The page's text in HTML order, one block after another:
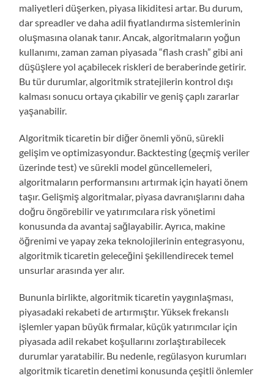
maliyetleri düşerken, piyasa likiditesi artar. Bu durum,
dar spreadler ve daha adil fiyatlandırma sistemlerinin
oluşmasına olanak tanır. Ancak, algoritmaların yoğun
kullanımı, zaman zaman piyasada “flash crash” gibi ani
düşüşlere yol açabilecek riskleri de beraberinde getirir.
Bu tür durumlar, algoritmik stratejilerin kontrol dışı
kalması sonucu ortaya çıkabilir ve geniş çaplı zararlar
yaşanabilir.
Algoritmik ticaretin bir diğer önemli yönü, sürekli
gelişim ve optimizasyondur. Backtesting (geçmiş veriler
üzerinde test) ve sürekli model güncellemeleri,
algoritmaların performansını artırmak için hayati önem
taşır. Gelişmiş algoritmalar, piyasa davranışlarını daha
doğru öngörebilir ve yatırımcılara risk yönetimi
konusunda da avantaj sağlayabilir. Ayrıca, makine
öğrenimi ve yapay zeka teknolojilerinin entegrasyonu,
algoritmik ticaretin geleceğini şekillendirecek temel
unsurlar arasında yer alır.
Bununla birlikte, algoritmik ticaretin yaygınlaşması,
piyasadaki rekabeti de artırmıştır. Yüksek frekanslı
işlemler yapan büyük firmalar, küçük yatırımcılar için
piyasada adil rekabet koşullarını zorlaştırabilecek
durumlar yaratabilir. Bu nedenle, regülasyon kurumları
algoritmik ticaretin denetimi konusunda çeşitli önlemler